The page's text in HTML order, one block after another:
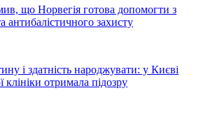
що Норвегія готова допомогти з
захисту
і здатність народжувати: у Києві
клініки отримала підозру